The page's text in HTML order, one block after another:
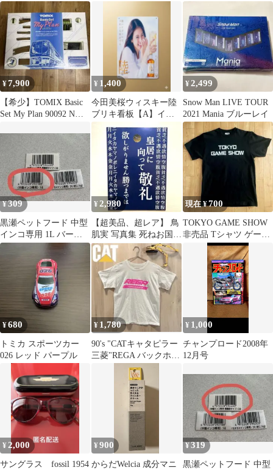
コ 1L
ラ 日本盤
¥7,900
【希少】TOMIX Basic
Set My Plan 90092 Nゲ
¥ 1,400
今田美桜ウィスキー陸
ブリキ看板【A】イン
テリア 女優
¥2,499
Snow Man LIVE TOUR
2021 Mania ブルーレイ
¥309
黒瀬ペットフード 中型
インコ専用 1L バーコ
ード
¥2,980
【超美品、超レア】 鳥
肌実 写真集 死ねお国の
為に あぁ玉砕 2005年
現在 ¥700
TOKYO GAME SHOW
非売品 Tシャツ ゲーマ
ー 関係者 配布 マニア
¥680
トミカ スポーツカー
026 レッド パープル
¥ 1,780
90's "CATキャタピラー
三菱"REGA バックホウ
ロゴプリントT ピンク
¥ 1,000
チャンプロード2008年
12月号
¥ 2,000
サングラス fossil 1954
¥900
からだWelcia 成分マニ
¥319
黒瀬ペットフード 中型